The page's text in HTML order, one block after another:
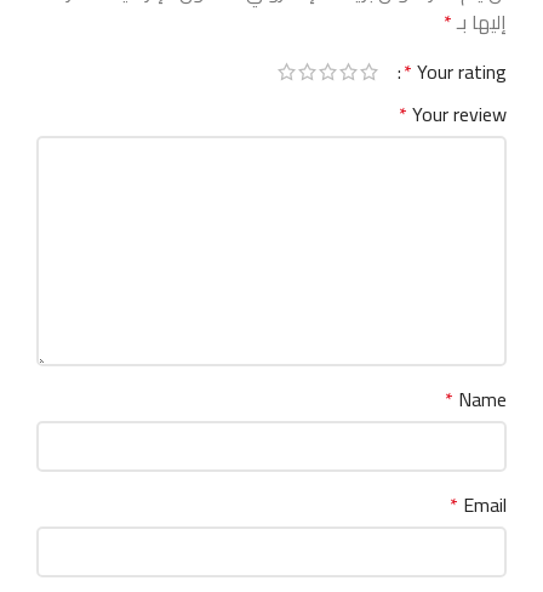
إليها بـ*
Your rating
*
Your review
*
Name
*
Email
*